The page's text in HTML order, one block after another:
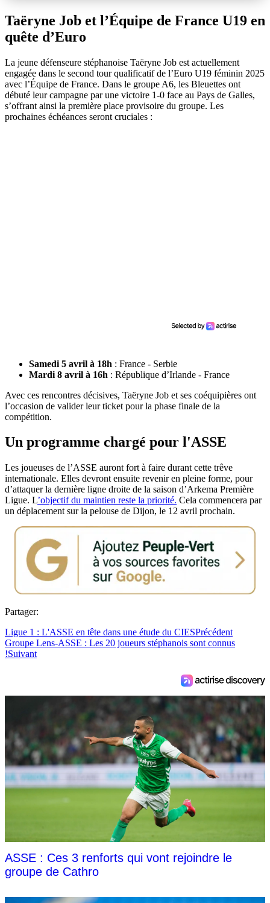
Taëryne Job et l’Équipe de France U19 en
quête d’Euro
La jeune défenseure stéphanoise Taëryne Job est actuellement
engagée dans le second tour qualificatif de l’Euro U19 féminin 2025
avec l’Équipe de France. Dans le groupe A6, les Bleuettes ont
débuté leur campagne par une victoire 1-0 face au Pays de Galles,
s’offrant ainsi la première place provisoire du groupe. Les
prochaines échéances seront cruciales :
Samedi 5 avril à 18h : France - Serbie
Mardi 8 avril à 16h : République d’Irlande - France
Avec ces rencontres décisives, Taëryne Job et ses coéquipières ont
l’occasion de valider leur ticket pour la phase finale de la
compétition.
Un programme chargé pour l'ASSE
Les joueuses de l’ASSE auront fort à faire durant cette trêve
internationale. Elles devront ensuite revenir en pleine forme, pour
d’attaquer la dernière ligne droite de la saison d’Arkema Première
Ligue. L’objectif du maintien reste la priorité. Cela commencera par
un déplacement sur la pelouse de Dijon, le 12 avril prochain.
Partager:
Ligue 1 : L'ASSE en tête dans une étude du CIESPrécédent
Groupe Lens-ASSE : Les 20 joueurs stéphanois sont connus
!Suivant
ASSE : Ces 3 renforts qui vont rejoindre le
groupe de Cathro